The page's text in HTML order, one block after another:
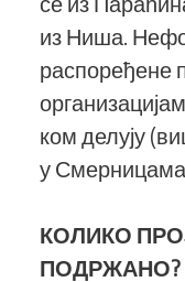
из Ниша.
распоређене
ком делују
у
КОЛИКО
ПОДРЖАНО?